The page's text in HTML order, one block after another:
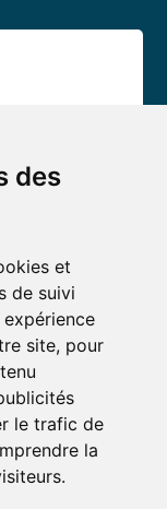
des
et
de suivi
site, pour
le trafic de
la
de biens et de la